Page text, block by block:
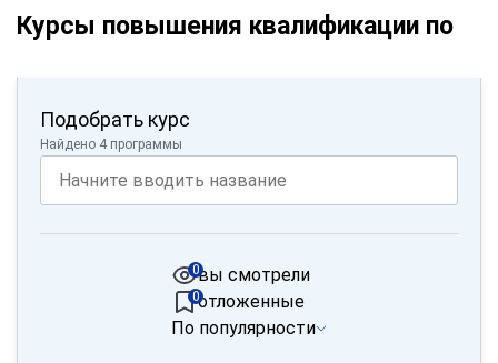
Курсы повышения квалификации по
Подобрать курс
Найдено 4 программы
вы смотрели
0
отложенные
0
По популярности